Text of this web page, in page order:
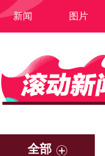
新闻 图片
全部